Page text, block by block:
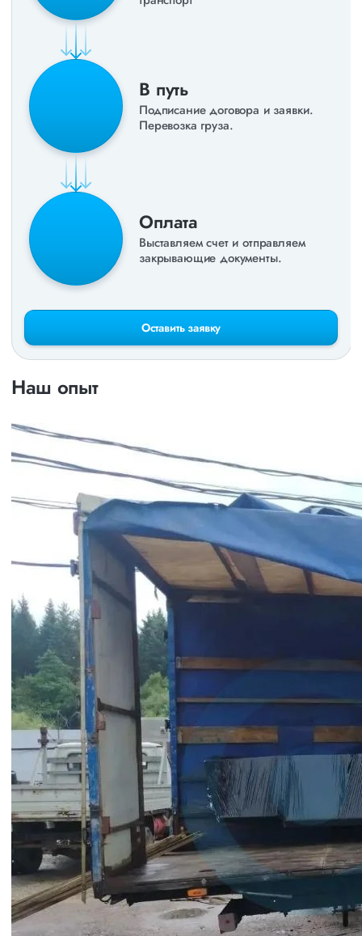
В путь
Подписание договора и заявки.
Перевозка груза.
Оплата
Выставляем счет и отправляем
закрывающие документы.
Оставить заявку
Наш опыт